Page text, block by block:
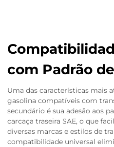
com Padrão
Uma das características mais
gasolina compatíveis com
secundário é sua adesão aos
carcaça traseira SAE, o que
diversas marcas e estilos de
compatibilidade universal